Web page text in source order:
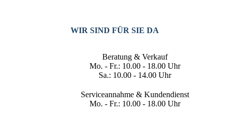
WIR SIND FÜR SIE DA
Beratung & Verkauf
Mo. - Fr.: 10.00 - 18.00 Uhr
Sa.: 10.00 - 14.00 Uhr
Serviceannahme & Kundendienst
Mo. - Fr.: 10.00 - 18.00 Uhr